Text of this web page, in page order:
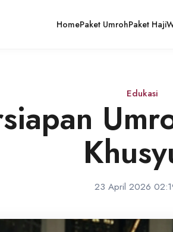
HomePaket UmrohPaket Haji
Edukasi
23 April 2026